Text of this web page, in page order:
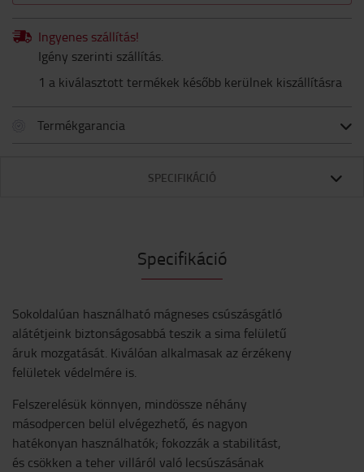
Ingyenes szállítás!
Igény szerinti szállítás.
1 a kiválasztott termékek később kerülnek kiszállításra
Termékgarancia
SPECIFIKÁCIÓ
Specifikáció
Sokoldalúan használható mágneses csúszásgátló
alátétjeink biztonságosabbá teszik a sima felületű
áruk mozgatását. Kiválóan alkalmasak az érzékeny
felületek védelmére is.
Felszerelésük könnyen, mindössze néhány
másodpercen belül elvégezhető, és nagyon
hatékonyan használhatók; fokozzák a stabilitást,
és csökken a teher villáról való lecsúszásának